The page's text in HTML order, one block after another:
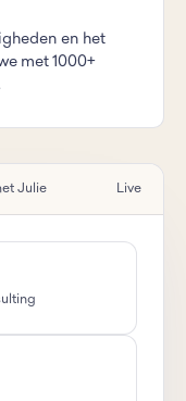
en het
met 1000+
Julie Live